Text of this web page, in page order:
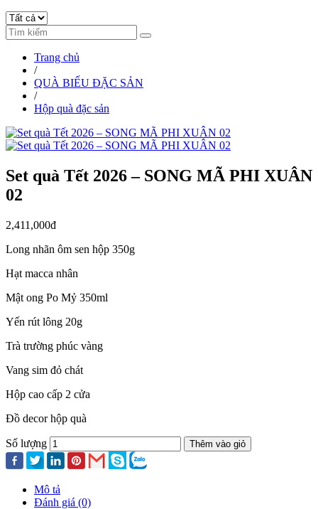
Trang chủ
/
QUÀ BIẾU ĐẶC SẢN
/
Hộp quà đặc sản
Set quà Tết 2026 – SONG MÃ PHI XUÂN
02
2,411,000đ
Long nhãn ôm sen hộp 350g
Hạt macca nhân
Mật ong Po Mỷ 350ml
Yến rút lông 20g
Trà trường phúc vàng
Vang sim đỏ chát
Hộp cao cấp 2 cửa
Đồ decor hộp quà
Số lượng Thêm vào giỏ
Mô tả
Đánh giá (0)